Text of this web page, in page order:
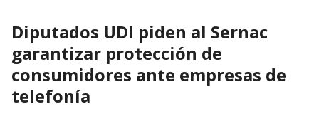
Diputados UDI piden al Sernac
garantizar protección de
consumidores ante empresas de
telefonía